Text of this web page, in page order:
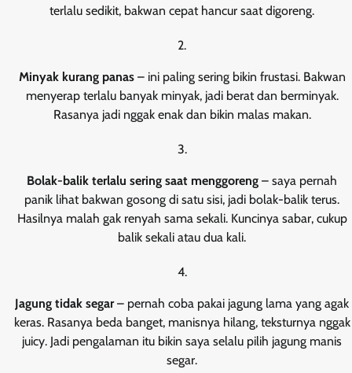
terlalu sedikit, bakwan cepat hancur saat digoreng.
Minyak kurang panas– ini paling sering bikin frustasi. Bakwan
menyerap terlalu banyak minyak, jadi berat dan berminyak.
Rasanya jadi nggak enak dan bikin malas makan.
Bolak-balik terlalu sering saat menggoreng – saya pernah
panik lihat bakwan gosong di satu sisi, jadi bolak-balik terus.
Hasilnya malah gak renyah sama sekali. Kuncinya sabar, cukup
balik sekali atau dua kali.
Jagung tidak segar– pernah coba pakai jagung lama yang agak
keras. Rasanya beda banget, manisnya hilang, teksturnya nggak
juicy. Jadi pengalaman itu bikin saya selalu pilih jagung manis
segar.